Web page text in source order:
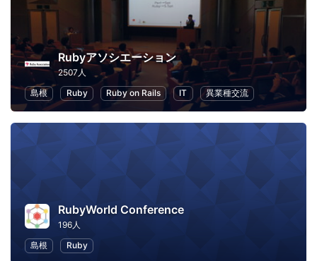
Rubyアソシエーション
2507人
島根
Ruby Ruby on Rails IT 異業種交流
RubyWorld Conference
196人
島根
Ruby